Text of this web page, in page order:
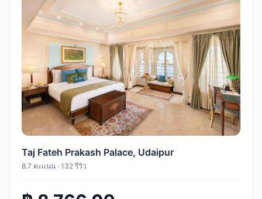
Taj Fateh Prakash Palace, Udaipur
8.7 คะแนน · 132 รีวิว